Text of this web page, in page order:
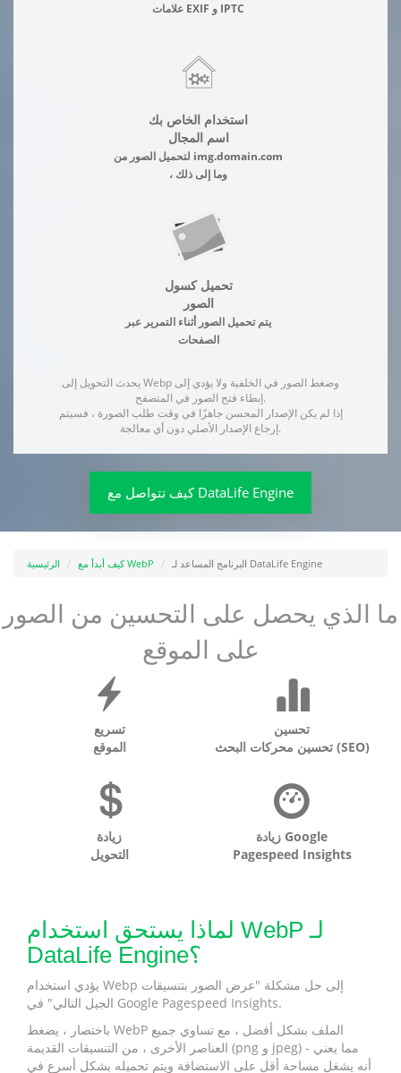
علامات EXIF و IPTC
استخدام الخاص بك
اسم المجال
لتحميل الصور من img.domain.com
، وما إلى ذلك
تحميل كسول
الصور
يتم تحميل الصور أثناء التمرير عبر
الصفحات
يحدث التحويل إلى Webp وضغط الصور في الخلفية ولا يؤدي إلى
إبطاء فتح الصور في المتصفح.
إذا لم يكن الإصدار المحسن جاهزًا في وقت طلب الصورة ، فسيتم
إرجاع الإصدار الأصلي دون أي معالجة.
كيف تتواصل مع DataLife Engine
الرئيسية كيف أبدأ مع WebP البرنامج المساعد لـ DataLife Engine
ما الذي يحصل على التحسين من الصور
على الموقع
تسريع
الموقع
تحسين
تحسين محركات البحث (SEO)
زيادة
التحويل
زيادة Google
Pagespeed Insights
لماذا يستحق استخدام WebP لـ
DataLife Engine؟
يؤدي استخدام Webp إلى حل مشكلة "عرض الصور بتنسيقات
الجيل التالي" في Google Pagespeed Insights.
باختصار ، يضغط WebP الملف بشكل أفضل ، مع تساوي جميع
العناصر الأخرى ، من التنسيقات القديمة (png و jpeg) - مما يعني
أنه يشغل مساحة أقل على الاستضافة ويتم تحميله بشكل أسرع في